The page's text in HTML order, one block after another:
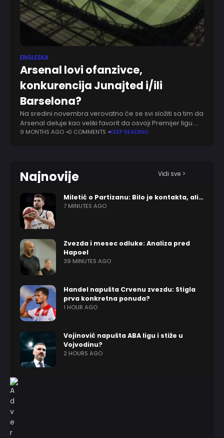
ENGLESKA
Arsenal lovi ofanzivce,
konkurencija Junajted i/ili
Barselona?
Na sredini novembra verovatno će se svi složiti sa tim da
Arsenal deluje kao veliki favorit da osvoji Premijer ligu.
Naravno, njihove ambicije nisu vezane samo za jedno
9 MONTHS AGO 0 COMMENTS KEEP READING
Najnovije Vidi sve >
Miletić o Partizanu: Bilo je kontakta, ali…
7 MINUTES AGO
Zvezda i mesec odluke: Analiza pred
Hapoel
39 MINUTES AGO
Handel napušta Crvenu zvezdu: Stigla
prva konkretna ponuda?
1 HOUR AGO
Vojinović napušta ABA ligu i stiže u
Vojvodinu?
2 HOURS AGO